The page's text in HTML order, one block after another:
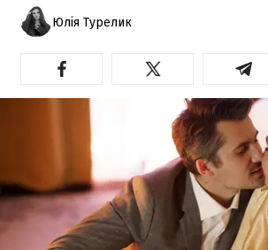
Юлія Турелик